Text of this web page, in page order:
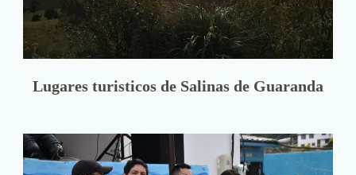
Lugares turisticos de Salinas de Guaranda